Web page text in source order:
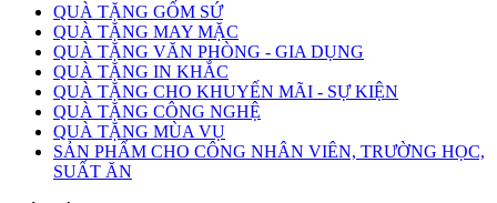
QUÀ TẶNG GỐM SỨ
QUÀ TẶNG MAY MẶC
QUÀ TẶNG VĂN PHÒNG - GIA DỤNG
QUÀ TẶNG IN KHẮC
QUÀ TẶNG CHO KHUYẾN MÃI - SỰ KIỆN
QUÀ TẶNG CÔNG NGHỆ
QUÀ TẶNG MÙA VỤ
SẢN PHẨM CHO CÔNG NHÂN VIÊN, TRƯỜNG HỌC,
SUẤT ĂN